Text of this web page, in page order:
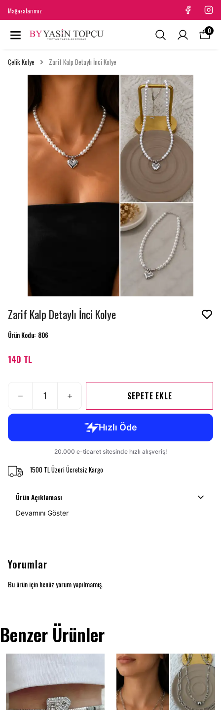
Mağazalarımız
0
Çelik Kolye Zarif Kalp Detaylı İnci Kolye
Zarif Kalp Detaylı İnci Kolye
Ürün Kodu: 806
140 TL
SEPETE EKLE
1500 TL Üzeri Ücretsiz Kargo
Ürün Açıklaması
Devamını Göster
Yorumlar
Bu ürün için henüz yorum yapılmamış.
Benzer Ürünler